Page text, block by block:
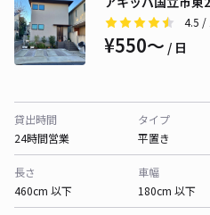
4.5 /
¥550〜 / 日
貸出時間
24時間営業
タイプ
平置き
長さ
460cm 以下
車幅
180cm 以下